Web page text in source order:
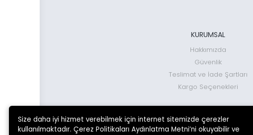
KURUMSAL
Hakkımızda
Güvenlik
Teslimat ve İade Şartları
Kargo Seçenekleri
Size daha iyi hizmet verebilmek için internet sitemizde çerezler
kullanılmaktadır. Çerez Politikaları Aydınlatma Metni’ni okuyabilir ve